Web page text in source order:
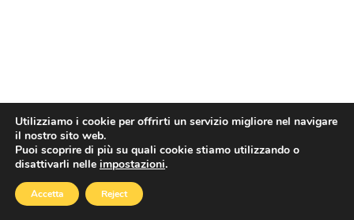
Utilizziamo i cookie per offrirti un servizio migliore nel navigare
il nostro sito web.
Puoi scoprire di più su quali cookie stiamo utilizzando o
disattivarli nelle impostazioni.
Accetta Reject